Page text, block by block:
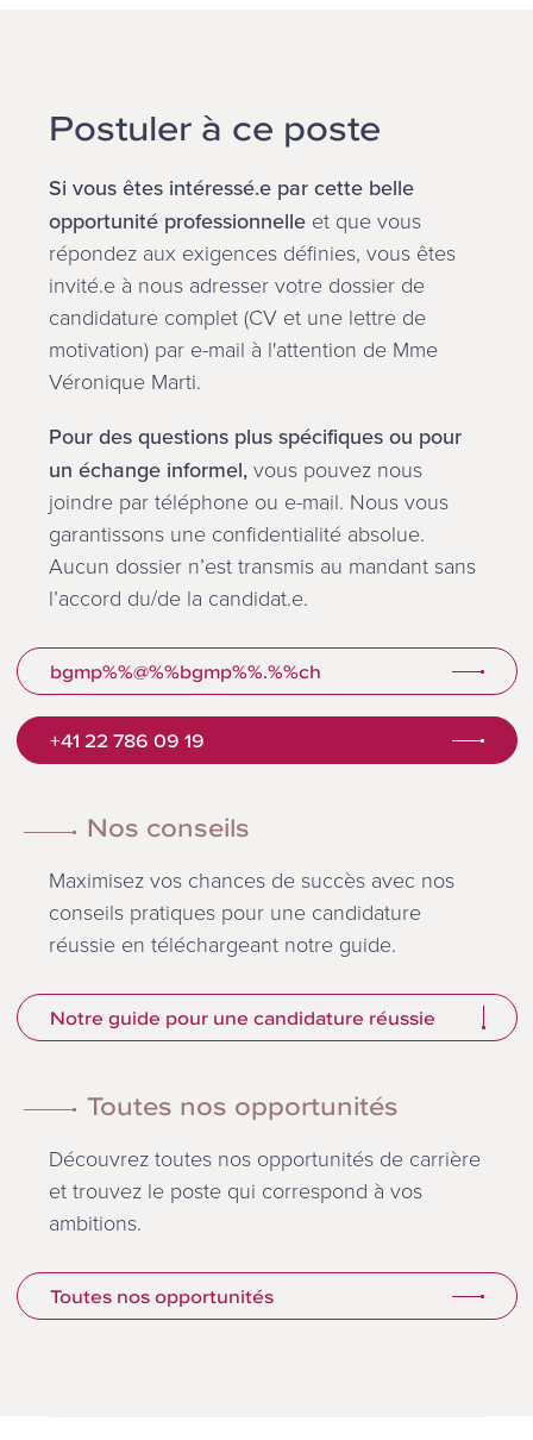
Postuler à ce poste
Si vous êtes intéressé.e par cette belle
opportunité professionnelleet que vous
répondez aux exigences définies, vous êtes
invité.e à nous adresser votre dossier de
candidature complet (CV et une lettre de
motivation) par e-mail à l'attention de Mme
Véronique Marti.
Pour des questions plus spécifiques ou pour
un échange informel,vous pouvez nous
joindre par téléphone ou e-mail. Nous vous
garantissons une confidentialité absolue.
Aucun dossier n’est transmis au mandant sans
l’accord du/de la candidat.e.
bgmp%%@%%bgmp%%.%%ch
+41 22 786 09 19
Nos conseils
Maximisez vos chances de succès avec nos
conseils pratiques pour une candidature
réussie en téléchargeant notre guide.
Notre guide pour une candidature réussie
Toutes nos opportunités
Découvrez toutes nos opportunités de carrière
et trouvez le poste qui correspond à vos
ambitions.
Toutes nos opportunités